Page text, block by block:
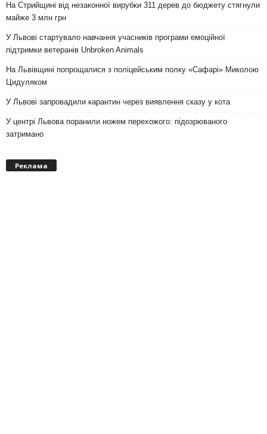
На Стрийщині від незаконної вирубки 311 дерев до бюджету стягнули
майже 3 млн грн
У Львові стартувало навчання учасників програми емоційної
підтримки ветеранів Unbroken Animals
На Львівщині попрощалися з поліцейським полку «Сафарі» Миколою
Цидуляком
У Львові запровадили карантин через виявлення сказу у кота
У центрі Львова поранили ножем перехожого: підозрюваного
затримано
Реклама